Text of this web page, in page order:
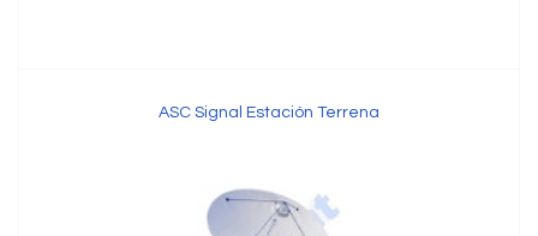
ASC Signal Estación Terrena